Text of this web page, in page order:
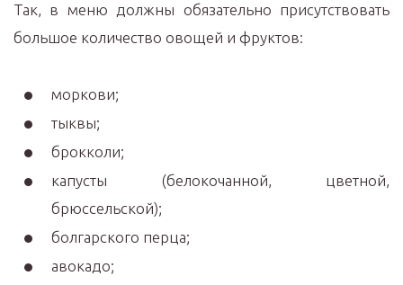
Так, в меню должны обязательно присутствовать
большое количество овощей и фруктов:
моркови;
тыквы;
брокколи;
капусты (белокочанной, цветной,
брюссельской);
болгарского перца;
авокадо;